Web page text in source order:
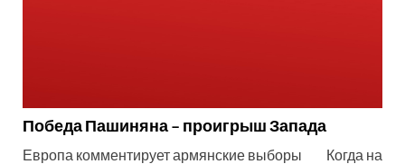
Победа Пашиняна – проигрыш Запада
Европа комментирует армянские выборы Когда на